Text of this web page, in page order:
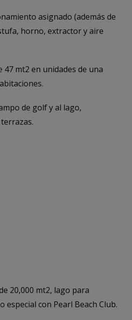
asignado (además de
horno, extractor y aire
47 mt2 en unidades de una
de golf y al lago,
20,000 mt2, lago para
con Pearl Beach Club.